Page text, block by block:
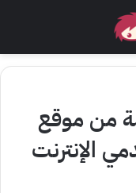
من موقع
الإنترنت